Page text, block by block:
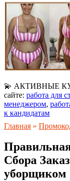
💫 АКТИВНЫЕ
сайте: работа для
менеджером,
к кандидатам
Главная »
Сбора
уборщиком